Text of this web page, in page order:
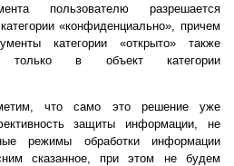
пользователю разрешается
«конфиденциально», причем
категории «открыто» также
только в объект категории
что само это решение уже
защиты информации, не
режимы обработки информации
сказанное, при этом не будем